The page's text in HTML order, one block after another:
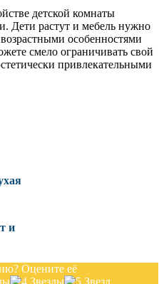
детской комнаты
Дети растут и мебель нужно
особенностями
смело ограничивать свой
привлекательными
и
Оцените её